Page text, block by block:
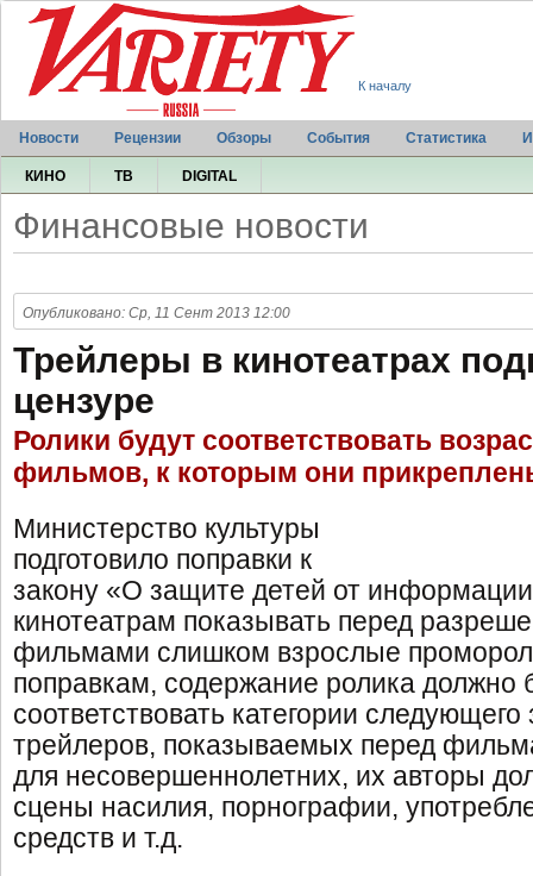
К началу
Новости Рецензии Обзоры События Статистика
КИНО ТВ DIGITAL
Финансовые новости
Опубликовано: Ср, 11 Сент 2013 12:00
Трейлеры в кинотеатрах
цензуре
Ролики будут соответствовать
фильмов, к которым они
Министерство культуры
подготовило поправки к
закону «О защите детей от
кинотеатрам показывать перед
фильмами слишком взрослые
поправкам, содержание ролика должно
соответствовать категории
трейлеров, показываемых перед
для несовершеннолетних, их авторы
сцены насилия, порнографии,
средств и т.д.